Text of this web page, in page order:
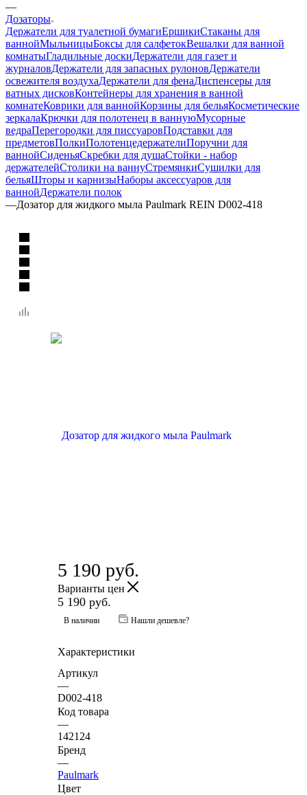
—
Дозаторы
Держатели для туалетной бумагиЕршикиСтаканы для
ваннойМыльницыБоксы для салфетокВешалки для ванной
комнатыГладильные доскиДержатели для газет и
журналовДержатели для запасных рулоновДержатели
освежителя воздухаДержатели для фенаДиспенсеры для
ватных дисковКонтейнеры для хранения в ванной
комнатеКоврики для ваннойКорзины для бельяКосметические
зеркалаКрючки для полотенец в ваннуюМусорные
ведраПерегородки для писсуаровПодставки для
предметовПолкиПолотенцедержателиПоручни для
ваннойСиденьяСкребки для душаСтойки - набор
держателейСтолики на ваннуСтремянкиСушилки для
бельяШторы и карнизыНаборы аксессуаров для
ваннойДержатели полок
—Дозатор для жидкого мыла Paulmark REIN D002-418
5 190 руб.
Варианты цен
5 190 руб.
В наличии Нашли дешевле?
Характеристики
Артикул
—
D002-418
Код товара
—
142124
Бренд
—
Paulmark
Цвет